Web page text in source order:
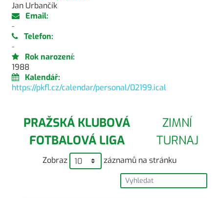
Jan Urbančík
Email:
-
Telefon:
-
Rok narození:
1988
Kalendář:
https://pkfl.cz/calendar/personal/02199.ical
PRAŽSKÁ KLUBOVÁ
FOTBALOVÁ LIGA
ZIMNÍ
TURNAJ
Zobraz záznamů na stránku